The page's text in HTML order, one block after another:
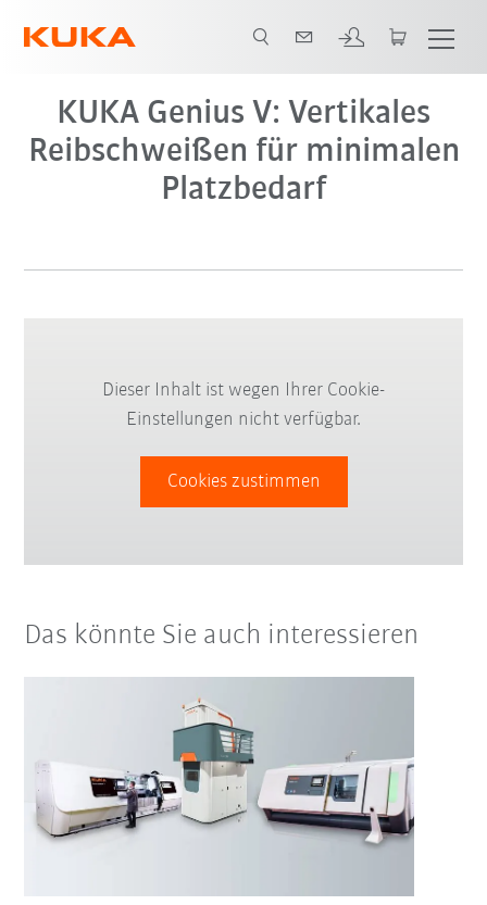
Genius_V
KUKA Genius V: Vertikales
Reibschweißen für minimalen
Platzbedarf
Dieser Inhalt ist wegen Ihrer Cookie-
Einstellungen nicht verfügbar.
Cookies zustimmen
Das könnte Sie auch interessieren